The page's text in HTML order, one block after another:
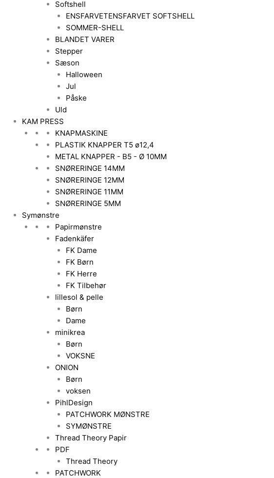
Softshell
ENSFARVETENSFARVET SOFTSHELL
SOMMER-SHELL
BLANDET VARER
Stepper
Sæson
Halloween
Jul
Påske
Uld
KAM PRESS
KNAPMASKINE
PLASTIK KNAPPER T5 ø12,4
METAL KNAPPER - B5 - Ø 10MM
SNØRERINGE 14MM
SNØRERINGE 12MM
SNØRERINGE 11MM
SNØRERINGE 5MM
Symønstre
Papirmønstre
Fadenkäfer
FK Dame
FK Børn
FK Herre
FK Tilbehør
lillesol & pelle
Børn
Dame
minikrea
Børn
VOKSNE
ONION
Børn
voksen
PihlDesign
PATCHWORK MØNSTRE
SYMØNSTRE
Thread Theory Papir
PDF
Thread Theory
PATCHWORK